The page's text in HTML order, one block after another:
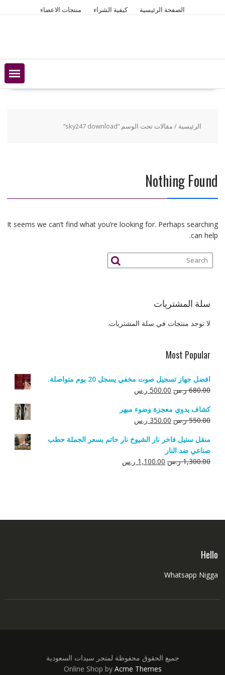
الصفحة الرئيسية كيفية الشراء منتجات الاعضاء
الرئيسية / مقالات تحت الوسم “sky247 download”
Nothing Found
It seems we can’t find what you’re looking for. Perhaps searching
can help.
سلة المشتريات
لا توجد منتجات في سلة المشتريات.
Most Popular
افضل جهاز تسجيل صوت مخفي يسجل 20 يوم متواصلة.
680.00 ر.س السعر
هو:
680.00 ر.س.
500.00 ر.سالسعر
هو:
500.00 ر.س.
كشاف يدوي معجزة وضوء مبهر
550.00 ر.س السعر
هو:
550.00 ر.س.
350.00 ر.سالسعر
هو:
منقل ستيل فاخر نار الشيوخ نار حاتم بسعر الجملة حطب
صناعي ضد النار
1,300.00 ر.س السعر
1,100.00 ر.سالسعر
Hello
Whatsapp Nigga
جميع الحقوق محفوظة لمتجر سيدات السعودية
Online Shop by Acme Themes